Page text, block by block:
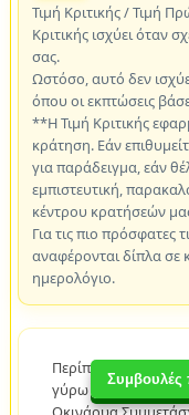
Τιμή Κριτικής / Τιμή
Κριτικής ισχύει όταν
σας.
Ωστόσο, αυτό δεν
όπου οι εκπτώσεις
**Η Τιμή Κριτικής
κράτηση. Εάν
για παράδειγμα, εάν
εμπιστευτική,
κέντρου κρατήσεών
Για τις πιο πρόσφατες
αναφέρονται δίπλα
ημερολόγιο.
Περίπου 1 ώρα. Σε
γύρω από το κέντρο